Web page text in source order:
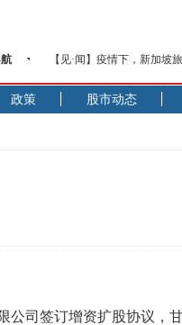
【见·闻】疫情下，新加坡
记者手记：疫情下的香港
【见·闻】疫情下一家香港
济安金信：中国基金市场
【新华财经调查】同业存
央行公开市场净投放300
基本面及股市双轮冲击 债
沥青期货连续两日涨逾3%
恒生聚源：北斗收官之星
政策 股市动态
公司签订增资扩股协议，